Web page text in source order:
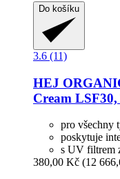
Do košíku
3.6 (11)
HEJ
Cream LSF30,
pro všechny
poskytuje
s UV filtrem
380,00 Kč (12